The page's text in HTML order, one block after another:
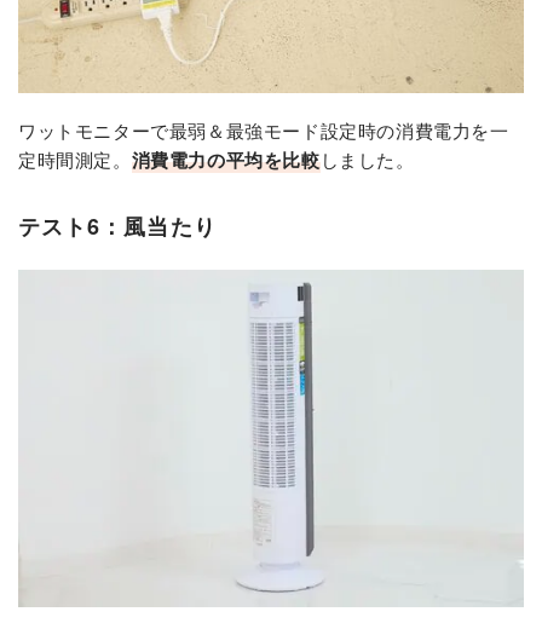
ワットモニターで最弱＆最強モード設定時の消費電力を一
定時間測定。 消費電力の平均を比較しました。
テスト6：風当たり